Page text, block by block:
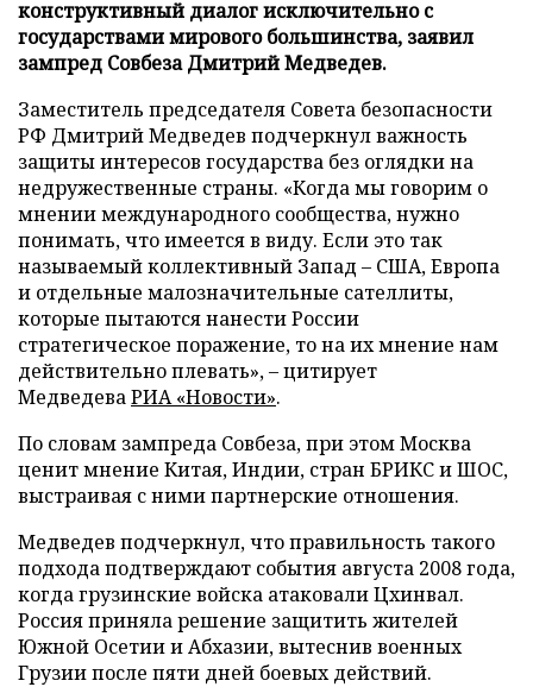
конструктивный диалог исключительно с
государствами мирового большинства, заявил
зампред Совбеза Дмитрий Медведев.
Заместитель председателя Совета безопасности
РФ Дмитрий Медведев подчеркнул важность
защиты интересов государства без оглядки на
недружественные страны. «Когда мы говорим о
мнении международного сообщества, нужно
понимать, что имеется в виду. Если это так
называемый коллективный Запад – США, Европа
и отдельные малозначительные сателлиты,
которые пытаются нанести России
стратегическое поражение, то на их мнение нам
действительно плевать», – цитирует
МедведеваРИА «Новости».
По словам зампреда Совбеза, при этом Москва
ценит мнение Китая, Индии, стран БРИКС и ШОС,
выстраивая с ними партнерские отношения.
Медведев подчеркнул, что правильность такого
подхода подтверждают события августа 2008 года,
когда грузинские войска атаковали Цхинвал.
Россия приняла решение защитить жителей
Южной Осетии и Абхазии, вытеснив военных
Грузии после пяти дней боевых действий.